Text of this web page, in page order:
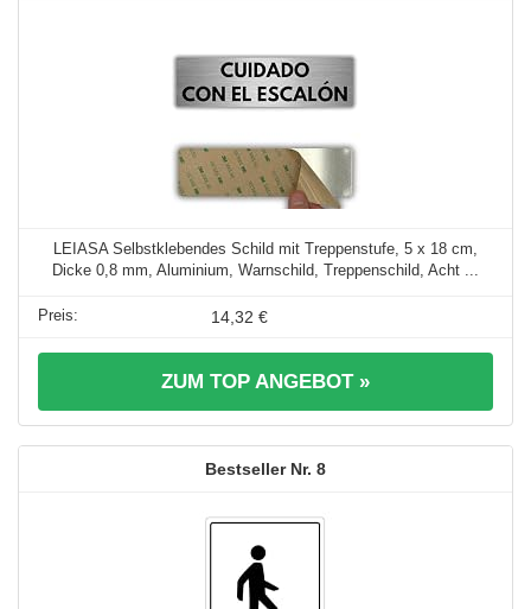
LEIASA Selbstklebendes Schild mit Treppenstufe, 5 x 18 cm,
Dicke 0,8 mm, Aluminium, Warnschild, Treppenschild, Acht ...
14,32 €
ZUM TOP ANGEBOT »
8